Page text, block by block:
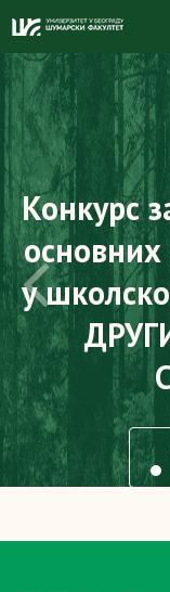
Конкурс
основних
у